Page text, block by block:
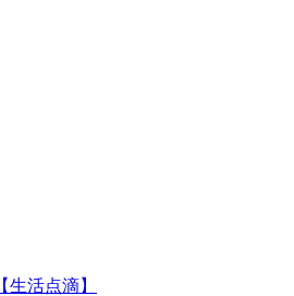
【生活点滴】